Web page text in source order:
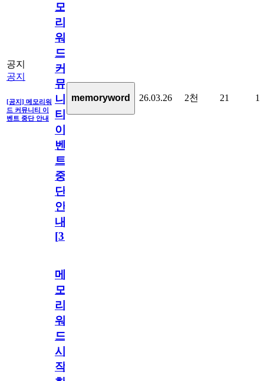
공지
공지
[공지] 메모리워
드 커뮤니티 이
벤트 중단 안내
모
리
워
드
커
뮤
니
티
이
벤
트
중
단
안
내
[31
memoryword 26.03.26 2천 21 1
메
모
리
워
드
시
작